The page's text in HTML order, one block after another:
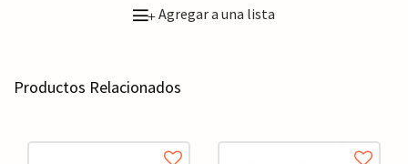
+Agregar a una lista
Productos Relacionados